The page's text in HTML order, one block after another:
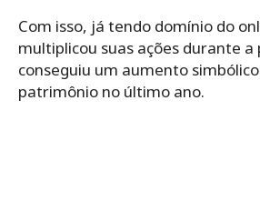
Com isso, já tendo domínio do
multiplicou suas ações durante a
conseguiu um aumento
patrimônio no último ano.